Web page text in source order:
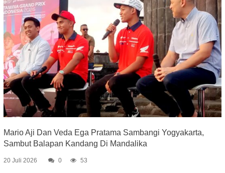
Mario Aji Dan Veda Ega Pratama Sambangi Yogyakarta,
Sambut Balapan Kandang Di Mandalika
20 Juli 2026 0 53